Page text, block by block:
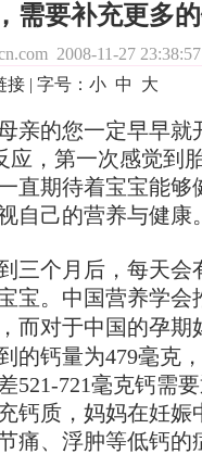
需要补充更多
2008-11-27 23:38:57
接 | 字号： 小 中 大
亲的您一定早早就
应，第一次感觉到
期待着宝宝能够
自己的营养与健康
三个月后，每天会
宝。中国营养学会
而对于中国的孕期
的钙量为479毫克
521-721毫克钙需
钙质，妈妈在妊娠
痛、浮肿等低钙的